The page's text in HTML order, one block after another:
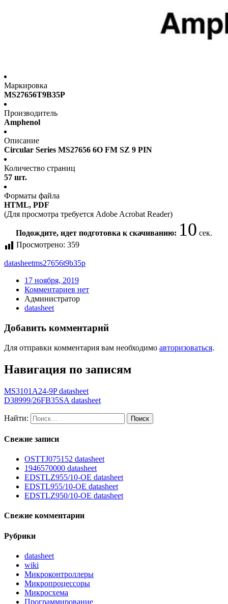
Маркировка
MS27656T9B35P
Производитель
Amphenol
Описание
Circular Series MS27656 6O FM SZ 9 PIN
Количество страниц
57 шт.
Форматы файла
HTML, PDF
(Для просмотра требуется Adobe Acrobat Reader)
Подождите, идет подготовка к скачиванию: 10 сек.
Просмотрено: 359
datasheetms27656t9b35p
17 ноября, 2019
Комментариев нет
Администратор
datasheet
Добавить комментарий
Для отправки комментария вам необходимо авторизоваться.
Навигация по записям
MS3101A24-9P datasheet
D38999/26FB35SA datasheet
Найти:
Свежие записи
OSTTJ075152 datasheet
1946570000 datasheet
EDSTLZ955/10-OE datasheet
EDSTL955/10-OE datasheet
EDSTLZ950/10-OE datasheet
Свежие комментарии
Рубрики
datasheet
wiki
Микроконтроллеры
Микропроцессоры
Микросхема
Программирование